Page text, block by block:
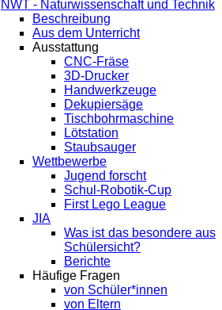
NWT - Naturwissenschaft und Technik
Beschreibung
Aus dem Unterricht
Ausstattung
CNC-Fräse
3D-Drucker
Handwerkzeuge
Dekupiersäge
Tischbohrmaschine
Lötstation
Staubsauger
Wettbewerbe
Jugend forscht
Schul-Robotik-Cup
First Lego League
JIA
Was ist das besondere aus
Schülersicht?
Berichte
Häufige Fragen
von Schüler*innen
von Eltern